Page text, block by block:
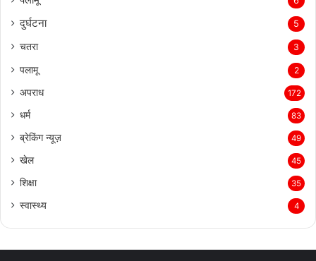
दुर्घटना 5
चतरा 3
पलामू 2
अपराध 172
धर्म 83
ब्रेकिंग न्यूज़ 49
खेल 45
शिक्षा 35
स्वास्थ्य 4